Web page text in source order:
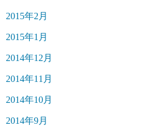
2015年2月
2015年1月
2014年12月
2014年11月
2014年10月
2014年9月